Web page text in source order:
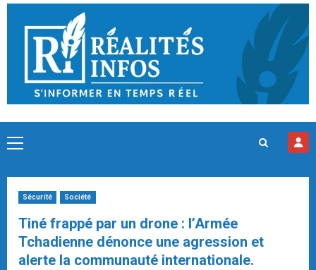
Skip
content
Primary
Sécurité Société
Tiné frappé par un drone : l’Armée
Tchadienne dénonce une agression et
alerte la communauté internationale.